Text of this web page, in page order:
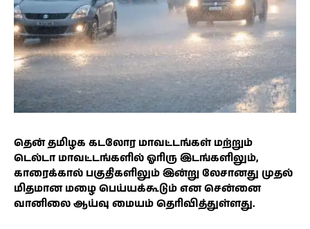
தென் தமிழக கடலோர மாவட்டங்கள் மற்றும்
டெல்டா மாவட்டங்களில் ஓரிரு இடங்களிலும்,
காரைக்கால் பகுதிகளிலும் இன்று லேசானது முதல்
மிதமான மழை பெய்யக்கூடும் என சென்னை
வானிலை ஆய்வு மையம் தெரிவித்துள்ளது.